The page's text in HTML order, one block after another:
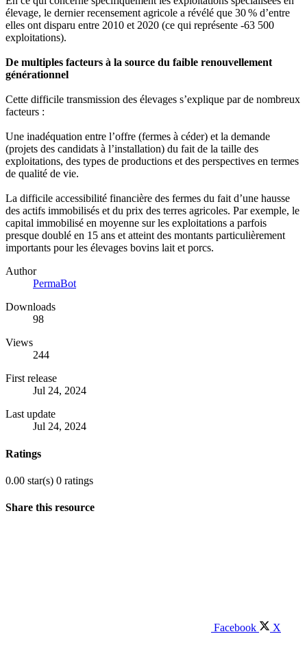
élevage, le dernier recensement agricole a révélé que 30 % d’entre
elles ont disparu entre 2010 et 2020 (ce qui représente -63 500
exploitations).
De multiples facteurs à la source du faible renouvellement
générationnel
Cette difficile transmission des élevages s’explique par de nombreux
facteurs :
Une inadéquation entre l’offre (fermes à céder) et la demande
(projets des candidats à l’installation) du fait de la taille des
exploitations, des types de productions et des perspectives en termes
de qualité de vie.
La difficile accessibilité financière des fermes du fait d’une hausse
des actifs immobilisés et du prix des terres agricoles. Par exemple, le
capital immobilisé en moyenne sur les exploitations a parfois
presque doublé en 15 ans et atteint des montants particulièrement
importants pour les élevages bovins lait et porcs.
Author
PermaBot
Downloads
98
Views
244
First release
Jul 24, 2024
Last update
Jul 24, 2024
Ratings
0.00 star(s) 0 ratings
Share this resource
Facebook X